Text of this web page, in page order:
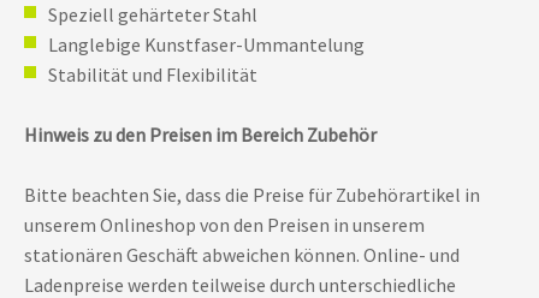
Speziell gehärteter Stahl
Langlebige Kunstfaser-Ummantelung
Stabilität und Flexibilität
Hinweis zu den Preisen im Bereich Zubehör
Bitte beachten Sie, dass die Preise für Zubehörartikel in
unserem Onlineshop von den Preisen in unserem
stationären Geschäft abweichen können. Online- und
Ladenpreise werden teilweise durch unterschiedliche